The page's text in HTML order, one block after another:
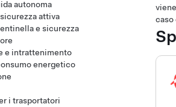
caso
autonoma
attiva
e sicurezza
e intrattenimento
energetico
i trasportatori